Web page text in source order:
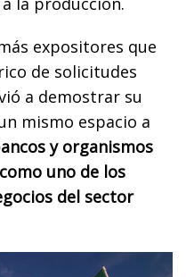
expositores que
de solicitudes
a demostrar su
mismo espacio a
y organismos
uno de los
del sector